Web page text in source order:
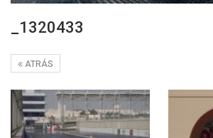
_1320433
ATRÁS